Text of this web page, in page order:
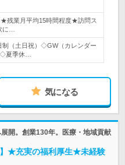
★残業月平均15時間程度★訪問ス
に…
（土日祝）◇GW（カレンダー
夏季休…
気になる
開。創業130年。医療・地域貢献
】★充実の福利厚生★未経験